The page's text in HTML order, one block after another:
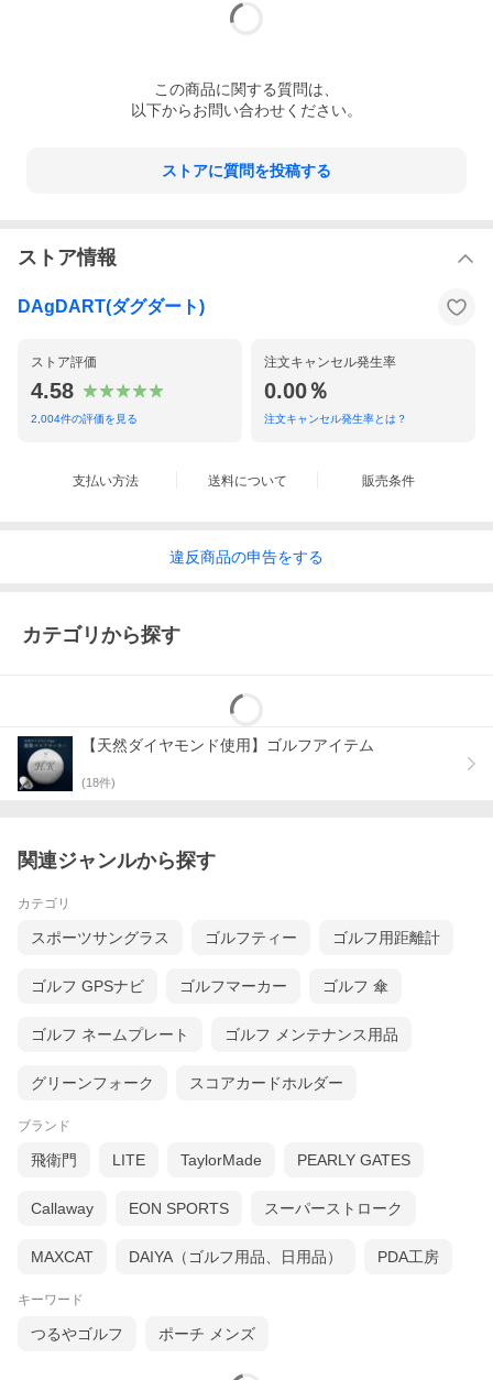
この商品に関する質問は、
以下からお問い合わせください。
ストアに質問を投稿する
ストア情報
DAgDART(ダグダート)
ストア評価
4.58
2,004件の評価を見る
注文キャンセル発生率
0.00％
注文キャンセル発生率とは？
支払い方法 送料について 販売条件
違反商品の申告をする
カテゴリから探す
【天然ダイヤモンド使用】ゴルフアイテム
(18件)
関連ジャンルから探す
カテゴリ
スポーツサングラス ゴルフティー ゴルフ用距離計
ゴルフ GPSナビ ゴルフマーカー ゴルフ 傘
ゴルフ ネームプレート ゴルフ メンテナンス用品
グリーンフォーク スコアカードホルダー
ブランド
飛衛門 LITE TaylorMade PEARLY GATES
Callaway EON SPORTS スーパーストローク
MAXCAT DAIYA（ゴルフ用品、日用品） PDA工房
キーワード
つるやゴルフ ポーチ メンズ